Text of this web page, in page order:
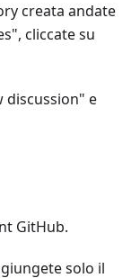
creata andate
cliccate su
discussion" e
GitHub.
solo il